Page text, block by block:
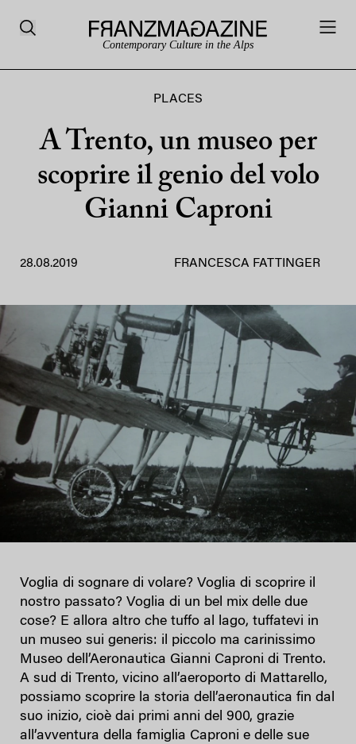
Contemporary Culture in the Alps
PLACES
A Trento, un museo per
scoprire il genio del volo
Gianni Caproni
28.08.2019 FRANCESCA FATTINGER
Voglia di sognare di volare? Voglia di scoprire il
nostro passato? Voglia di un bel mix delle due
cose? E allora altro che tuffo al lago, tuffatevi in
un museo sui generis: il piccolo ma carinissimo
Museo dell’Aeronautica Gianni Caproni di Trento.
A sud di Trento, vicino all’aeroporto di Mattarello,
possiamo scoprire la storia dell’aeronautica fin dal
suo inizio, cioè dai primi anni del 900, grazie
all’avventura della famiglia Caproni e delle sue